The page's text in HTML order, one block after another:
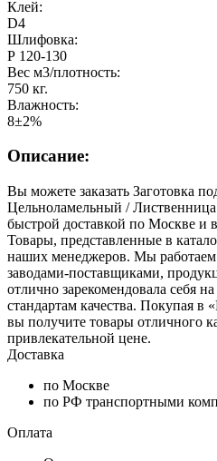
Клей:
D4
Шлифовка:
Р 120-130
Вес м3/плотность:
750 кг.
Влажность:
8±2%
Описание:
Вы можете заказать Заготовка
Цельноламельный / Лиственница
быстрой доставкой по Москве и
Товары, представленные в
наших менеджеров. Мы
заводами-поставщиками,
отлично зарекомендовала себя
стандартам качества. Покупая в
вы получите товары отличного
привлекательной цене.
Доставка
по Москве
по РФ транспортными
Оплата